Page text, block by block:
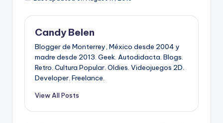
Candy Belen
Blogger de Monterrey, México desde 2004 y
madre desde 2013. Geek. Autodidacta. Blogs.
Retro. Cultura Popular. Oldies. Videojuegos 2D.
Developer. Freelance.
View All Posts